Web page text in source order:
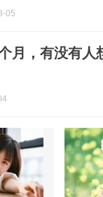
05
月，有没有人